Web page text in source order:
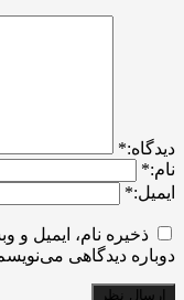
ديدگاه:*
نام:*
ایمیل:*
ذخیره نام، ایمیل و
دوباره دیدگاهی